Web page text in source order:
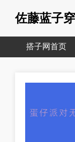
佐藤蓝子
搭子网首页